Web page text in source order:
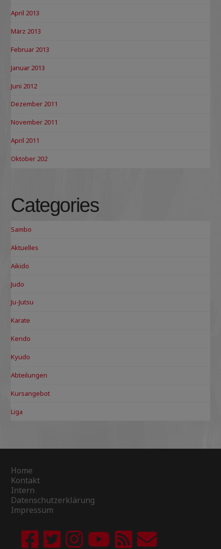
April 2013
März 2013
Februar 2013
Januar 2013
Juni 2012
Dezember 2011
November 2011
April 2011
Oktober 202
Categories
Sambo
Aktuelles
Aikido
Judo
Ju-Jutsu
Karate
Kendo
Kyudo
Abteilungen
Kursangebot
Liga
Home
Kontakt
Intern
Datenschutzerklärung
Impressum